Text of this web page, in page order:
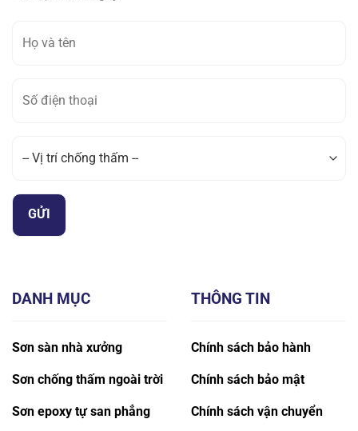
DANH MỤC
Sơn sàn nhà xưởng
Sơn chống thấm ngoài trời
Sơn epoxy tự san phẳng
THÔNG TIN
Chính sách bảo hành
Chính sách bảo mật
Chính sách vận chuyển